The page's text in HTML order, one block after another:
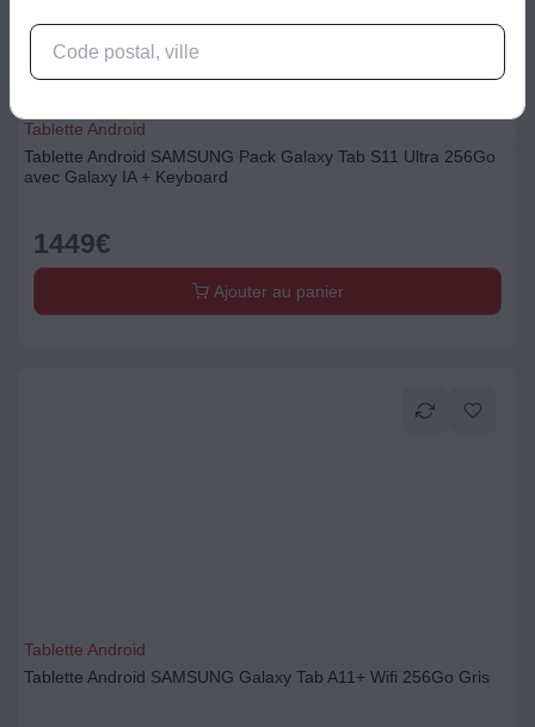
Tablette Android
Tablette Android SAMSUNG Pack Galaxy Tab S11 Ultra 256Go
avec Galaxy IA + Keyboard
1449€
Ajouter au panier
Tablette Android
Tablette Android SAMSUNG Galaxy Tab A11+ Wifi 256Go Gris